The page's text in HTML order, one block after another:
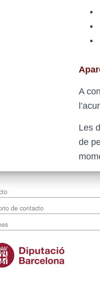
A
Les
de
de contacto